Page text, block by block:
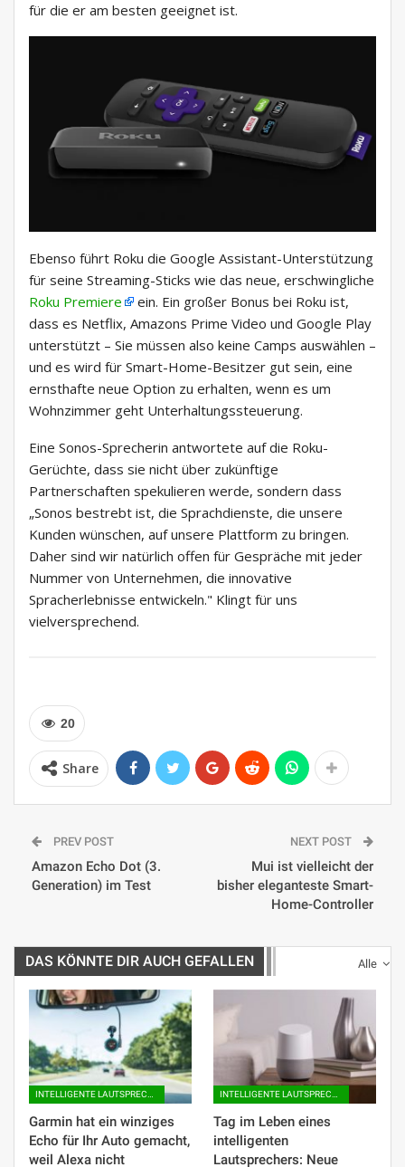
für die er am besten geeignet ist.
Ebenso führt Roku die Google Assistant-Unterstützung
für seine Streaming-Sticks wie das neue, erschwingliche
Roku Premiere
ein. Ein großer Bonus bei Roku ist,
dass es Netflix, Amazons Prime Video und Google Play
unterstützt – Sie müssen also keine Camps auswählen –
und es wird für Smart-Home-Besitzer gut sein, eine
ernsthafte neue Option zu erhalten, wenn es um
Wohnzimmer geht Unterhaltungssteuerung.
Eine Sonos-Sprecherin antwortete auf die Roku-
Gerüchte, dass sie nicht über zukünftige
Partnerschaften spekulieren werde, sondern dass
„Sonos bestrebt ist, die Sprachdienste, die unsere
Kunden wünschen, auf unsere Plattform zu bringen.
Daher sind wir natürlich offen für Gespräche mit jeder
Nummer von Unternehmen, die innovative
Spracherlebnisse entwickeln." Klingt für uns
vielversprechend.
20
Share
PREV POST
Amazon Echo Dot (3.
Generation) im Test
NEXT POST
Mui ist vielleicht der
bisher eleganteste Smart-
Home-Controller
Alle
DAS KÖNNTE DIR AUCH GEFALLEN
Garmin hat ein winziges
Echo für Ihr Auto gemacht,
weil Alexa nicht
Tag im Leben eines
intelligenten
Lautsprechers: Neue